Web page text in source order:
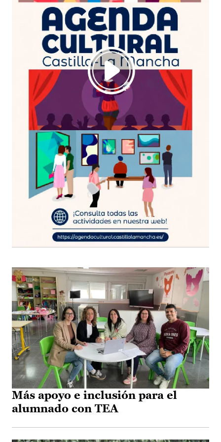
Más apoyo e inclusión para el
alumnado con TEA